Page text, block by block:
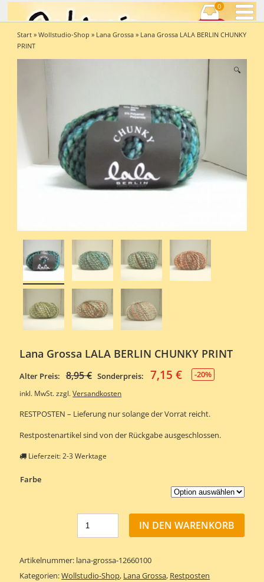
0
Start »Wollstudio-Shop » Lana Grossa » Lana Grossa LALA BERLIN CHUNKY
PRINT
🔍
Lana Grossa LALA BERLIN CHUNKY PRINT
Alter Preis: 8,95€ Ursprünglicher
war:
8,95 €
Sonderpreis: 7,15€Aktueller
7,15 €.
-20%
inkl. MwSt. zzgl.Versandkosten
RESTPOSTEN – Lieferung nur solange der Vorrat reicht.
Restpostenartikel sind von der Rückgabe ausgeschlossen.
Lieferzeit: 2-3 Werktage
Farbe
IN DEN WARENKORB
Artikelnummer: lana-grossa-12660100
Kategorien:Wollstudio-Shop, Lana Grossa, Restposten